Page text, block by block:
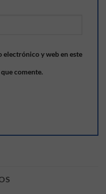
y web en este
comente.